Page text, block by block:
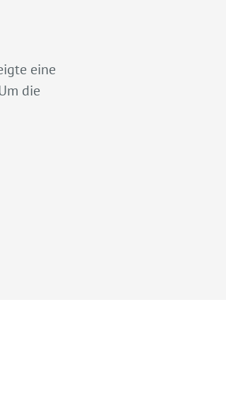
eine
die